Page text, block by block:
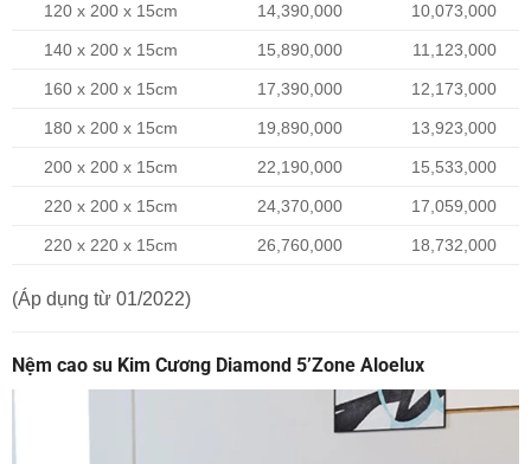
120 x 200 x 15cm 14,390,000 10,073,000
140 x 200 x 15cm 15,890,000 11,123,000
160 x 200 x 15cm 17,390,000 12,173,000
180 x 200 x 15cm 19,890,000 13,923,000
200 x 200 x 15cm 22,190,000 15,533,000
220 x 200 x 15cm 24,370,000 17,059,000
220 x 220 x 15cm 26,760,000 18,732,000
(Áp dụng từ 01/2022)
Nệm cao su Kim Cương Diamond 5’Zone Aloelux